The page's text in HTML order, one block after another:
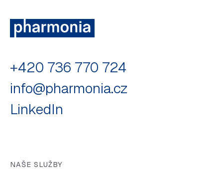
+420 736 770 724
info@pharmonia.cz
LinkedIn
NAŠE SLUŽBY